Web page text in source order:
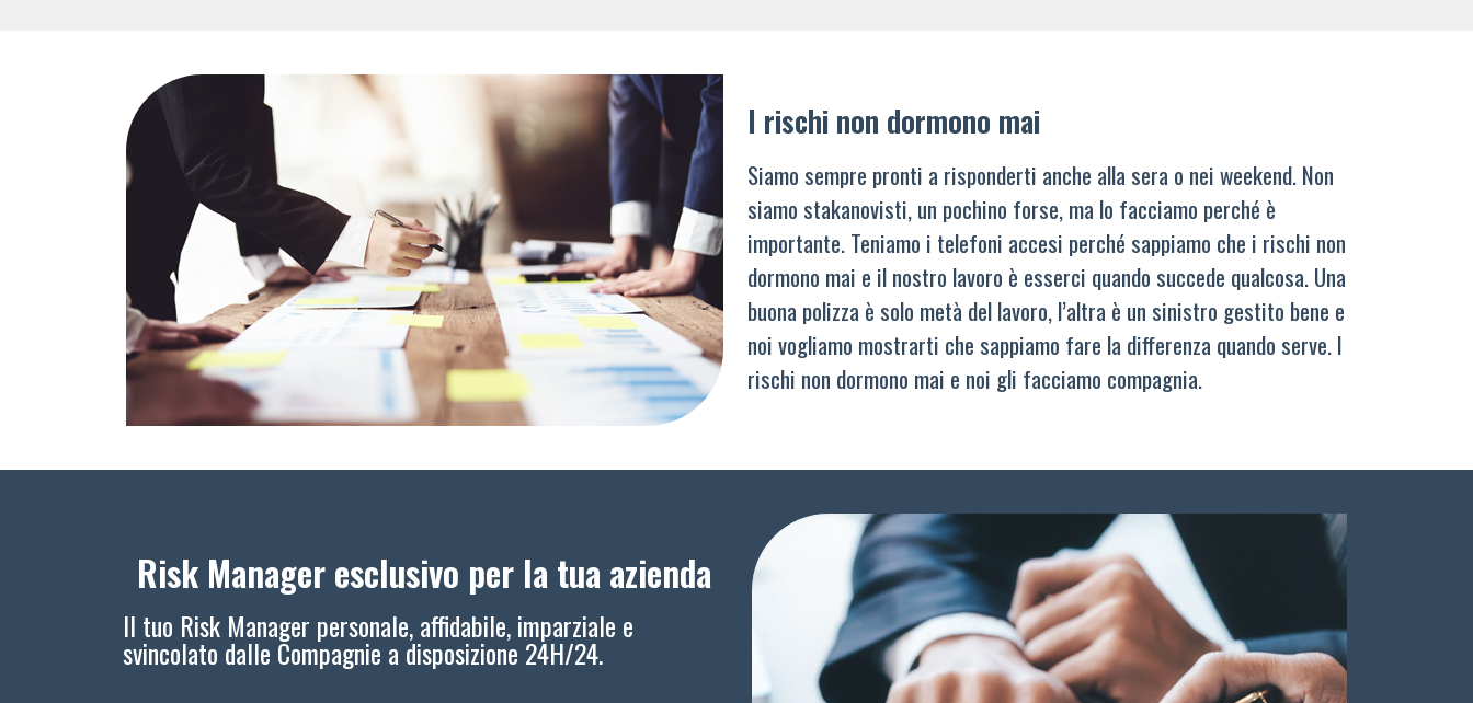
I rischi non dormono mai
Siamo sempre pronti a risponderti anche alla sera o nei weekend. Non
siamo stakanovisti, un pochino forse, ma lo facciamo perché è
importante. Teniamo i telefoni accesi perché sappiamo che i rischi non
dormono mai e il nostro lavoro è esserci quando succede qualcosa. Una
buona polizza è solo metà del lavoro, l’altra è un sinistro gestito bene e
noi vogliamo mostrarti che sappiamo fare la differenza quando serve. I
rischi non dormono mai e noi gli facciamo compagnia.
Risk Manager esclusivo per la tua azienda
Il tuo Risk Manager personale, affidabile, imparziale e
svincolato dalle Compagnie a disposizione 24H/24.